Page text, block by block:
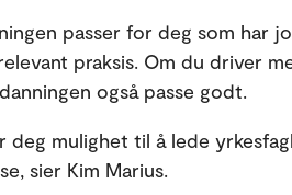
passer for deg som har
praksis. Om du driver
også passe godt.
deg mulighet til å lede
sier Kim Marius.